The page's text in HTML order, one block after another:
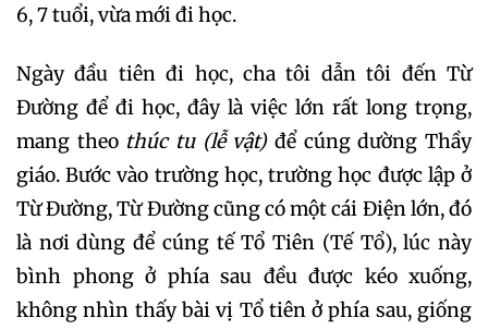
6, 7 tuổi, vừa mới đi học.
Ngày đầu tiên đi học, cha tôi dẫn tôi đến Từ
Đường để đi học, đây là việc lớn rất long trọng,
mang theo thúc tu (lễ vật)để cúng dường Thầy
giáo. Bước vào trường học, trường học được lập ở
Từ Đường, Từ Đường cũng có một cái Điện lớn, đó
là nơi dùng để cúng tế Tổ Tiên (Tế Tổ), lúc này
bình phong ở phía sau đều được kéo xuống,
không nhìn thấy bài vị Tổ tiên ở phía sau, giống